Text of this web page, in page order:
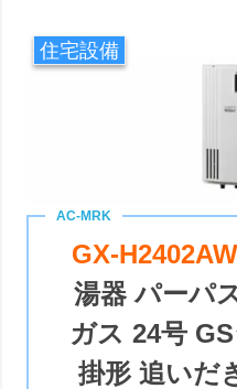
住宅設備
GX-
湯器 パーパ
ガス 24号
掛形 追いだ